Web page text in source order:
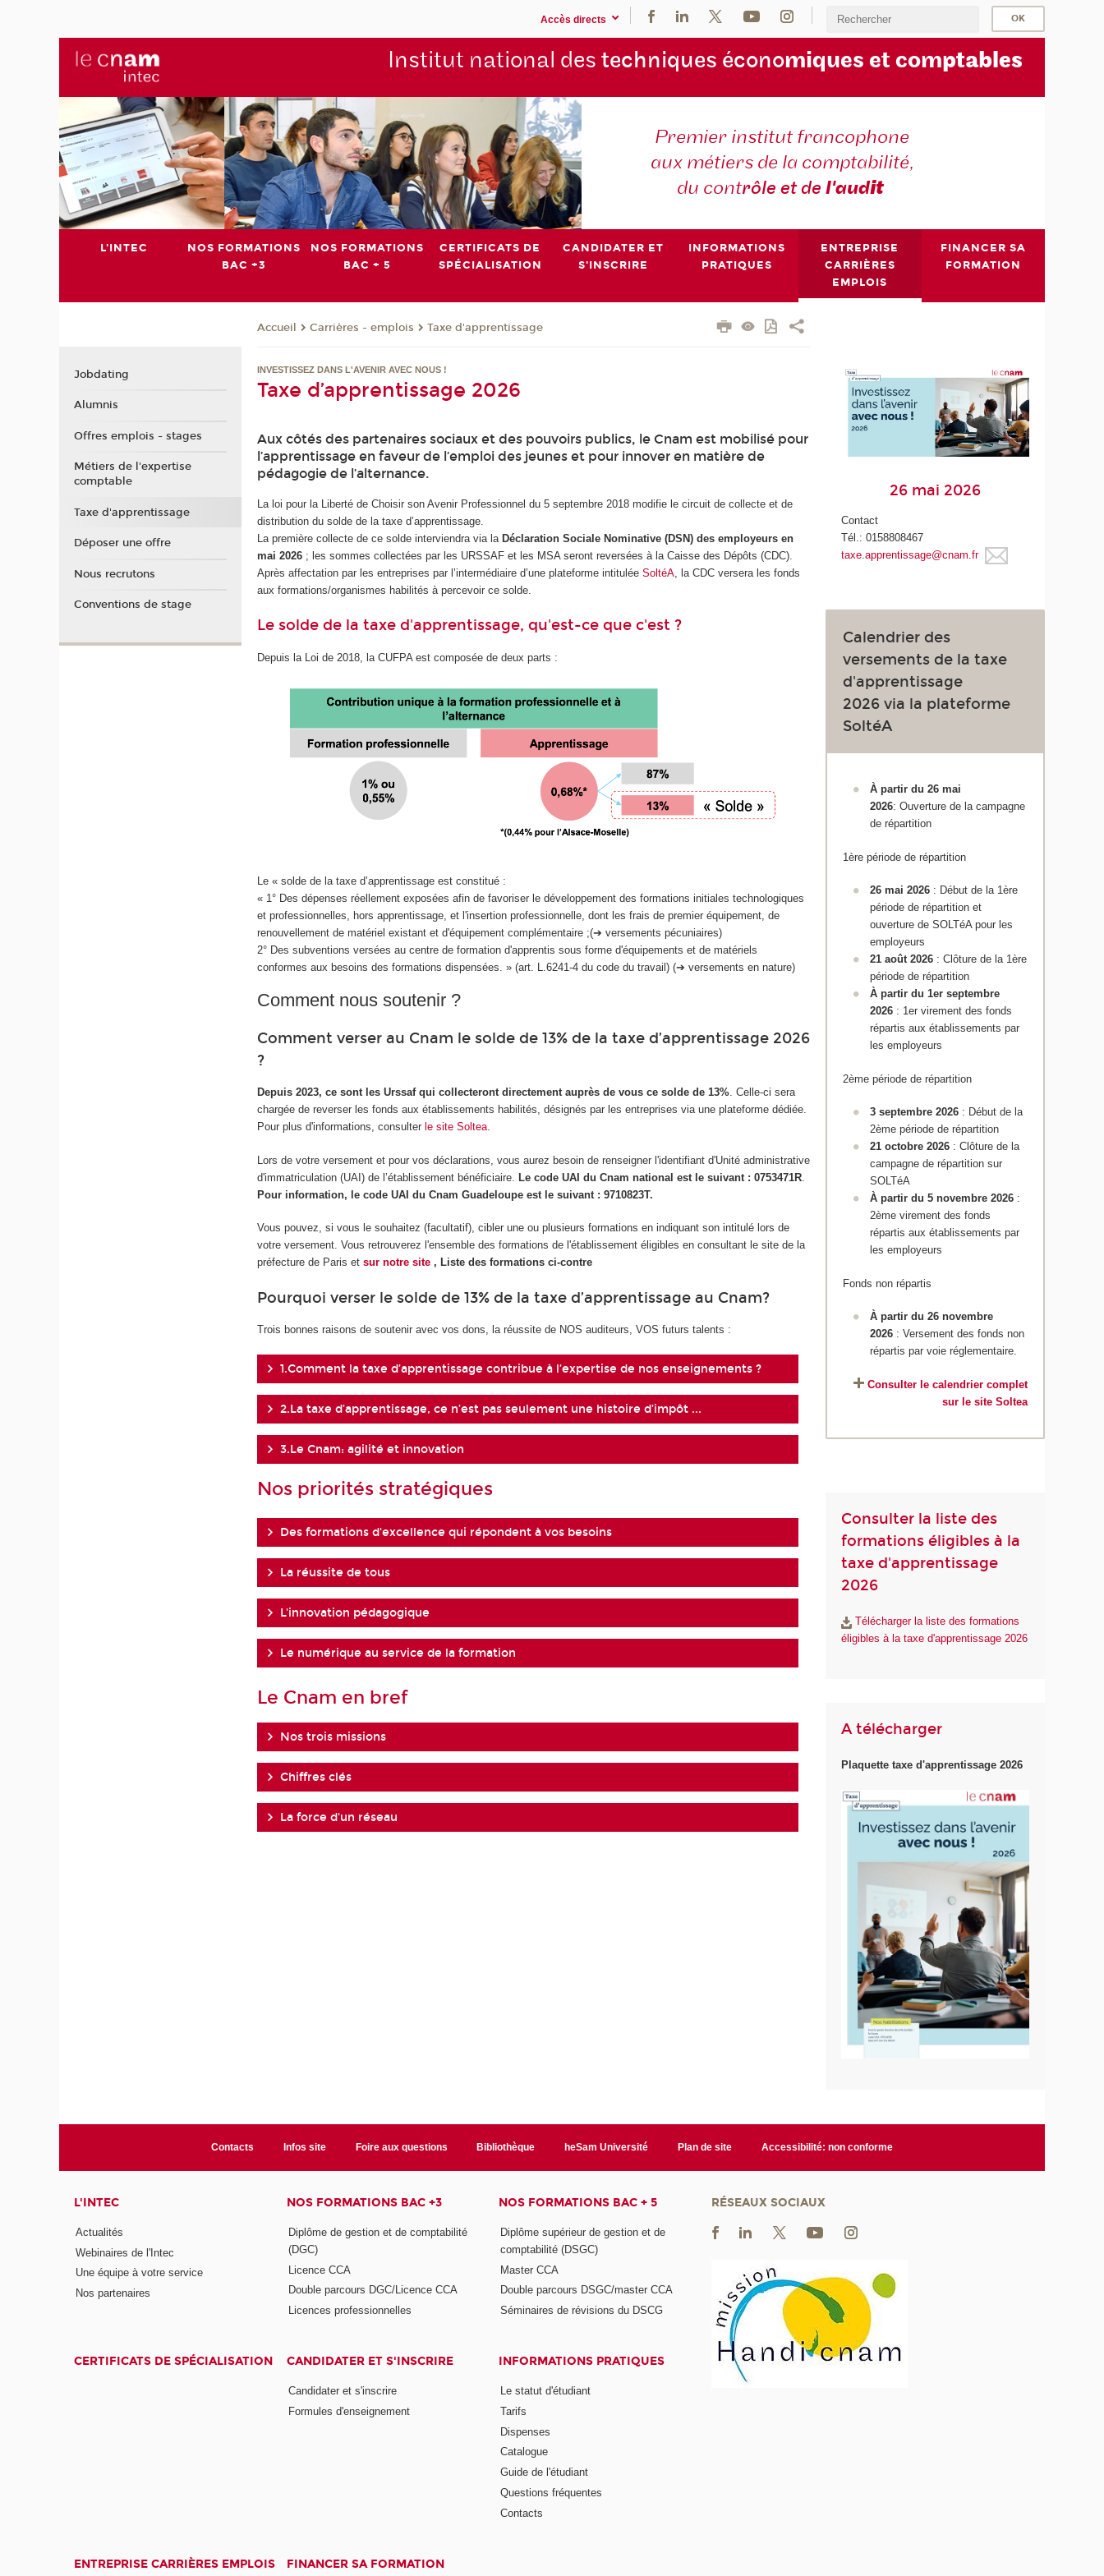
Accès directs
Institut national des techniques économiques et comptables
Premier institut francophone
aux métiers de la comptabilité,
du contrôle et del'audit
L'INTEC
NOS FORMATIONS
BAC +3
NOS FORMATIONS
BAC + 5
CERTIFICATS DE
SPÉCIALISATION
CANDIDATER ET
S'INSCRIRE
INFORMATIONS
PRATIQUES
ENTREPRISE
CARRIÈRES
EMPLOIS
FINANCER SA
FORMATION
Accueil Carrières - emplois Taxe d'apprentissage
INVESTISSEZ DANS L'AVENIR AVEC NOUS !
Taxe d’apprentissage 2026
Aux côtés des partenaires sociaux et des pouvoirs publics, le Cnam est mobilisé pour
l’apprentissage en faveur de l’emploi des jeunes et pour innover en matière de
pédagogie de l’alternance.
La loi pour la Liberté de Choisir son Avenir Professionnel du 5 septembre 2018 modifie le circuit de collecte et de
distribution du solde de la taxe d’apprentissage.
La première collecte de ce solde interviendra via la Déclaration Sociale Nominative (DSN) des employeurs en
mai 2026 ; les sommes collectées par les URSSAF et les MSA seront reversées à la Caisse des Dépôts (CDC).
Après affectation par les entreprises par l’intermédiaire d’une plateforme intituléeSoltéA , la CDC versera les fonds
aux formations/organismes habilités à percevoir ce solde.
Le solde de la taxe d'apprentissage, qu'est-ce que c'est ?
Depuis la Loi de 2018, la CUFPA est composée de deux parts :
Le « solde de la taxe d’apprentissage est constitué :
« 1° Des dépenses réellement exposées afin de favoriser le développement des formations initiales technologiques
et professionnelles, hors apprentissage, et l'insertion professionnelle, dont les frais de premier équipement, de
renouvellement de matériel existant et d'équipement complémentaire ;(➔ versements pécuniaires)
2° Des subventions versées au centre de formation d'apprentis sous forme d'équipements et de matériels
conformes aux besoins des formations dispensées. » (art. L.6241-4 du code du travail) (➔ versements en nature)
Comment nous soutenir ?
Comment verser au Cnam le solde de 13% de la taxe d’apprentissage 2026
?
Depuis 2023, ce sont les Urssaf qui collecteront directement auprès de vous ce solde de 13%. Celle-ci sera
chargée de reverser les fonds aux établissements habilités, désignés par les entreprises via une plateforme dédiée.
Pour plus d'informations, consulter le site Soltea.
Lors de votre versement et pour vos déclarations, vous aurez besoin de renseigner l'identifiant d'Unité administrative
d'immatriculation (UAI) de l’établissement bénéficiaire.Le code UAI du Cnam national est le suivant : 0753471R
Pour information, le code UAI du Cnam Guadeloupe est le suivant : 9710823T.
Vous pouvez, si vous le souhaitez (facultatif), cibler une ou plusieurs formations en indiquant son intitulé lors de
votre versement. Vous retrouverez l'ensemble des formations de l'établissement éligibles en consultant le site de la
préfecture de Paris etsur notre site , Liste des formations ci-contre
Pourquoi verser le solde de 13% de la taxe d’apprentissage au Cnam?
Trois bonnes raisons de soutenir avec vos dons, la réussite de NOS auditeurs, VOS futurs talents :
1.Comment la taxe d’apprentissage contribue à l’expertise de nos enseignements ?
2.La taxe d’apprentissage, ce n’est pas seulement une histoire d’impôt ...
3.Le Cnam: agilité et innovation
Nos priorités stratégiques
Des formations d'excellence qui répondent à vos besoins
La réussite de tous
L'innovation pédagogique
Le numérique au service de la formation
Le Cnam en bref
Nos trois missions
Chiffres clés
La force d'un réseau
26 mai 2026
Contact
Tél.: 0158808467
taxe.apprentissage@cnam.fr
Calendrier des
versements de la taxe
d'apprentissage
2026 via la plateforme
SoltéA
À partir du 26 mai
2026: Ouverture de la campagne
de répartition
1ère période de répartition
26 mai 2026 : Début de la 1ère
période de répartition et
ouverture de SOLTéA pour les
employeurs
21 août 2026 : Clôture de la 1ère
période de répartition
À partir du 1er septembre
2026 : 1er virement des fonds
répartis aux établissements par
les employeurs
2ème période de répartition
3 septembre 2026 : Début de la
2ème période de répartition
21 octobre 2026 : Clôture de la
campagne de répartition sur
SOLTéA
À partir du 5 novembre 2026 :
2ème virement des fonds
répartis aux établissements par
les employeurs
Fonds non répartis
À partir du 26 novembre
2026 : Versement des fonds non
répartis par voie réglementaire.
Consulter le calendrier complet
sur le site Soltea
Consulter la liste des
formations éligibles à la
taxe d'apprentissage
2026
Télécharger la liste des formations
éligibles à la taxe d'apprentissage 2026
A télécharger
Plaquette taxe d'apprentissage 2026
Jobdating
Alumnis
Offres emplois - stages
Métiers de l'expertise
comptable
Taxe d'apprentissage
Déposer une offre
Nous recrutons
Conventions de stage
Contacts Infos site Foire aux questions Bibliothèque heSam Université Plan de site Accessibilité: non conforme
L'INTEC
Actualités
Webinaires de l'Intec
Une équipe à votre service
Nos partenaires
NOS FORMATIONS BAC +3
Diplôme de gestion et de comptabilité
(DGC)
Licence CCA
Double parcours DGC/Licence CCA
Licences professionnelles
NOS FORMATIONS BAC + 5
Diplôme supérieur de gestion et de
comptabilité (DSGC)
Master CCA
Double parcours DSGC/master CCA
Séminaires de révisions du DSCG
CERTIFICATS DE SPÉCIALISATION CANDIDATER ET S'INSCRIRE
Candidater et s'inscrire
Formules d'enseignement
INFORMATIONS PRATIQUES
Le statut d'étudiant
Tarifs
Dispenses
Catalogue
Guide de l'étudiant
Questions fréquentes
Contacts
ENTREPRISE CARRIÈRES EMPLOIS FINANCER SA FORMATION
RÉSEAUX SOCIAUX